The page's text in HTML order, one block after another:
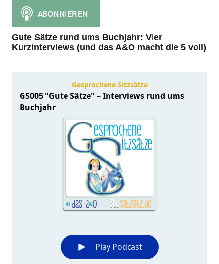
Gute Sätze rund ums Buchjahr: Vier
Kurzinterviews (und das A&O macht die 5 voll)